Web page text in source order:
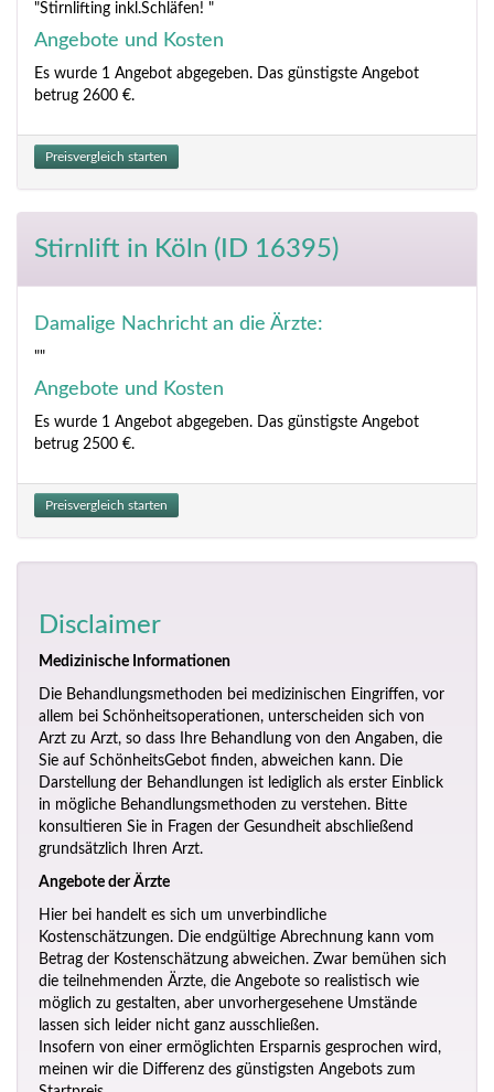
"Stirnlifting inkl.Schläfen! "
Angebote und Kosten
Es wurde 1 Angebot abgegeben. Das günstigste Angebot
betrug 2600 €.
Preisvergleich starten
Stirnlift in Köln (ID 16395)
Damalige Nachricht an die Ärzte:
""
Angebote und Kosten
Es wurde 1 Angebot abgegeben. Das günstigste Angebot
betrug 2500 €.
Preisvergleich starten
Disclaimer
Medizinische Informationen
Die Behandlungsmethoden bei medizinischen Eingriffen, vor
allem bei Schönheitsoperationen, unterscheiden sich von
Arzt zu Arzt, so dass Ihre Behandlung von den Angaben, die
Sie auf SchönheitsGebot finden, abweichen kann. Die
Darstellung der Behandlungen ist lediglich als erster Einblick
in mögliche Behandlungsmethoden zu verstehen. Bitte
konsultieren Sie in Fragen der Gesundheit abschließend
grundsätzlich Ihren Arzt.
Angebote der Ärzte
Hier bei handelt es sich um unverbindliche
Kostenschätzungen. Die endgültige Abrechnung kann vom
Betrag der Kostenschätzung abweichen. Zwar bemühen sich
die teilnehmenden Ärzte, die Angebote so realistisch wie
möglich zu gestalten, aber unvorhergesehene Umstände
lassen sich leider nicht ganz ausschließen.
Insofern von einer ermöglichten Ersparnis gesprochen wird,
meinen wir die Differenz des günstigsten Angebots zum